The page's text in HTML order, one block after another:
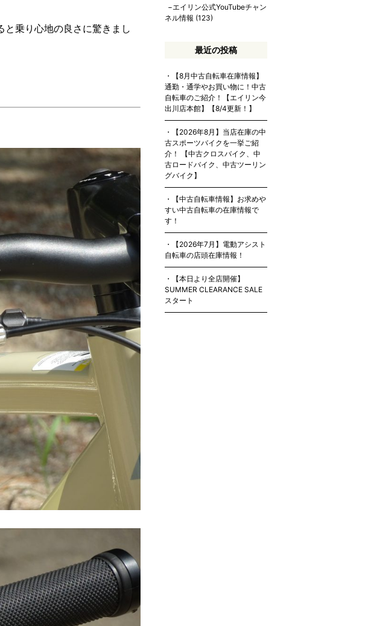
乗り心地の良さに驚きまし
エイリン公式YouTubeチャン
ネル情報 (123)
最近の投稿
【8月中古自転車在庫情報】
通勤・通学やお買い物に！中古
自転車のご紹介！【エイリン今
出川店本館】【8/4更新！】
【2026年8月】当店在庫の中
古スポーツバイクを一挙ご紹
介！ 【中古クロスバイク、中
古ロードバイク、中古ツーリン
グバイク】
【中古自転車情報】お求めや
すい中古自転車の在庫情報で
す！
【2026年7月】電動アシスト
自転車の店頭在庫情報！
【本日より全店開催】
SUMMER CLEARANCE SALE
スタート